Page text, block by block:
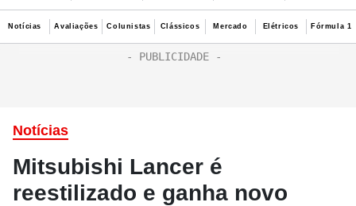
Notícias Avaliações Colunistas Clássicos Mercado Elétricos Fórmula 1
Notícias
Mitsubishi Lancer é
reestilizado e ganha novo